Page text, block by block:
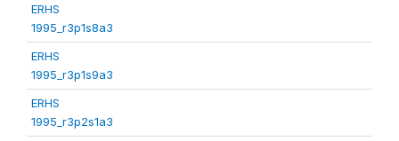
ERHS
1995_r3p1s8a3
ERHS
1995_r3p1s9a3
ERHS
1995_r3p2s1a3